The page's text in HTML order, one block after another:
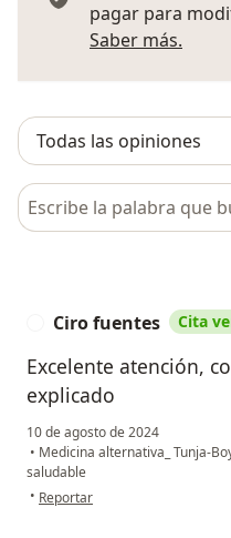
pagar para
Saber más.
Busca en opiniones
Ciro fuentes Cita
Excelente atención,
explicado
10 de agosto de 2024
• Medicina alternativa_ Tunja-
saludable
• en opinión del usuario Ciro
Reportar